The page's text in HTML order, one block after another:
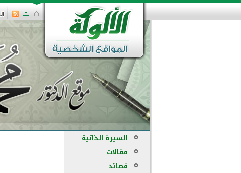
السيرة الذاتية
مقالات
قصائد